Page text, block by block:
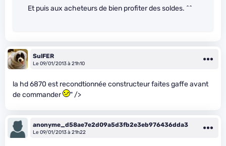
Et puis aux acheteurs de bien profiter des soldes. ^^
SulFER
Le 09/01/2013 à 21h10
la hd 6870 est recondtionnée constructeur faites gaffe avant
de commander
" />
anonyme_d58ae7e2d09a5d3fb2e3eb976436dda3
Le 09/01/2013 à 21h22